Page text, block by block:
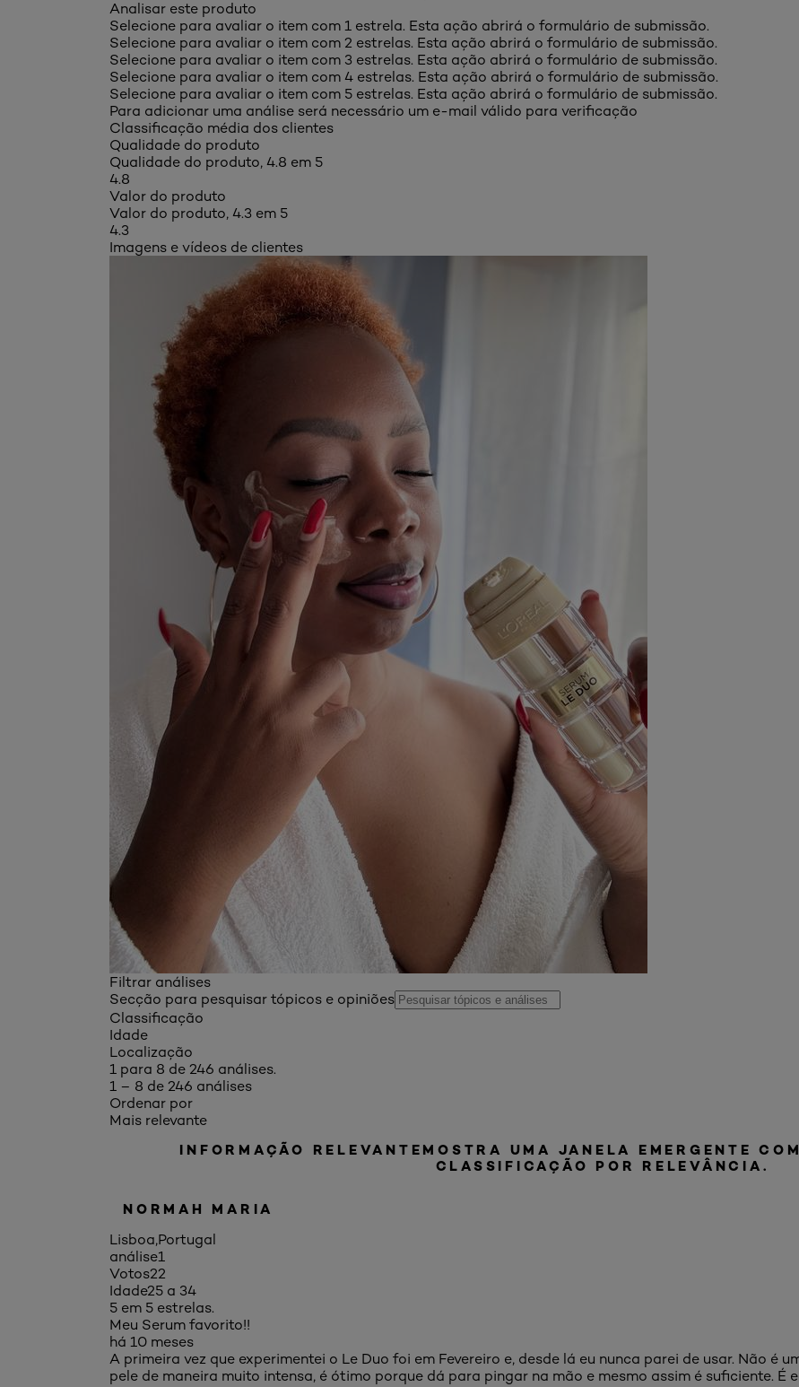
Analisar este produto
Selecione para avaliar o item com 1 estrela. Esta ação abrirá o formulário de submissão.
Selecione para avaliar o item com 2 estrelas. Esta ação abrirá o formulário de submissão.
Selecione para avaliar o item com 3 estrelas. Esta ação abrirá o formulário de submissão.
Selecione para avaliar o item com 4 estrelas. Esta ação abrirá o formulário de submissão.
Selecione para avaliar o item com 5 estrelas. Esta ação abrirá o formulário de submissão.
Para adicionar uma análise será necessário um e-mail válido para verificação
Classificação média dos clientes
Qualidade do produto
Qualidade do produto, 4.8 em 5
4.8
Valor do produto
Valor do produto, 4.3 em 5
4.3
Imagens e vídeos de clientes
Filtrar análises
Secção para pesquisar tópicos e opiniões
Classificação
Idade
Localização
1 para 8 de 246 análises.
1 – 8 de 246 análises
Ordenar por
Mais relevante
INFORMAÇÃO RELEVANTE MOSTRA UMA JANELA EMERGENTE
CLASSIFICAÇÃO POR RELEVÂNCIA.
NORMAH MARIA
Lisboa,Portugal
análise1
Votos22
Idade25 a 34
5 em 5 estrelas.
Meu Serum favorito!!
há 10 meses
A primeira vez que experimentei o Le Duo foi em Fevereiro e, desde lá eu nunca parei de usar. Não é
pele de maneira muito intensa, é ótimo porque dá para pingar na mão e mesmo assim é suficiente. É